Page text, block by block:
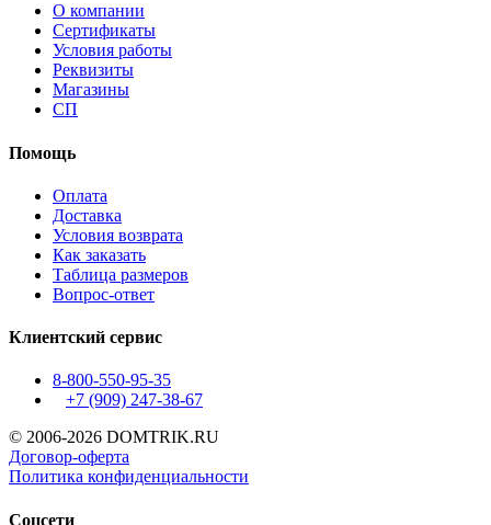
О компании
Сертификаты
Условия работы
Реквизиты
Магазины
СП
Помощь
Оплата
Доставка
Условия возврата
Как заказать
Таблица размеров
Вопрос-ответ
Клиентский сервис
8-800-550-95-35
+7 (909) 247-38-67
© 2006-2026 DOMTRIK.RU
Договор-оферта
Политика конфиденциальности
Соцсети